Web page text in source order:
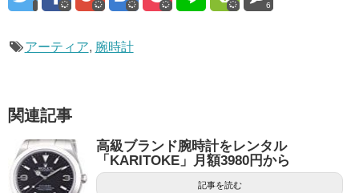
6
アーティア, 腕時計
関連記事
高級ブランド腕時計をレンタル
「KARITOKE」月額3980円から
記事を読む